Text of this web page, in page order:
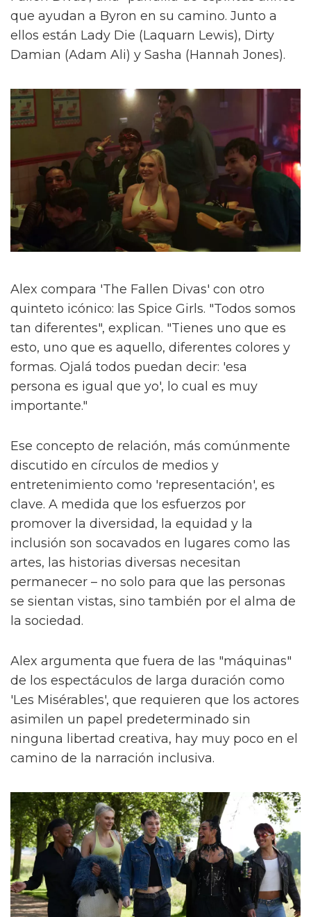
que ayudan a Byron en su camino. Junto a
ellos están Lady Die (Laquarn Lewis), Dirty
Damian (Adam Ali) y Sasha (Hannah Jones).
Alex compara 'The Fallen Divas' con otro
quinteto icónico: las Spice Girls. "Todos somos
tan diferentes", explican. "Tienes uno que es
esto, uno que es aquello, diferentes colores y
formas. Ojalá todos puedan decir: 'esa
persona es igual que yo', lo cual es muy
importante."
Ese concepto de relación, más comúnmente
discutido en círculos de medios y
entretenimiento como 'representación', es
clave. A medida que los esfuerzos por
promover la diversidad, la equidad y la
inclusión son socavados en lugares como las
artes, las historias diversas necesitan
permanecer – no solo para que las personas
se sientan vistas, sino también por el alma de
la sociedad.
Alex argumenta que fuera de las "máquinas"
de los espectáculos de larga duración como
'Les Misérables', que requieren que los actores
asimilen un papel predeterminado sin
ninguna libertad creativa, hay muy poco en el
camino de la narración inclusiva.